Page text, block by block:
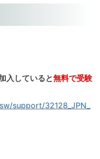
入していると無料で受験
support/32128_JPN_